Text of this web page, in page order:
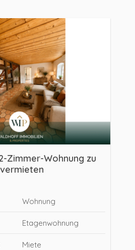
Zimmer-Wohnung zu
vermieten
Wohnung
Etagenwohnung
Miete